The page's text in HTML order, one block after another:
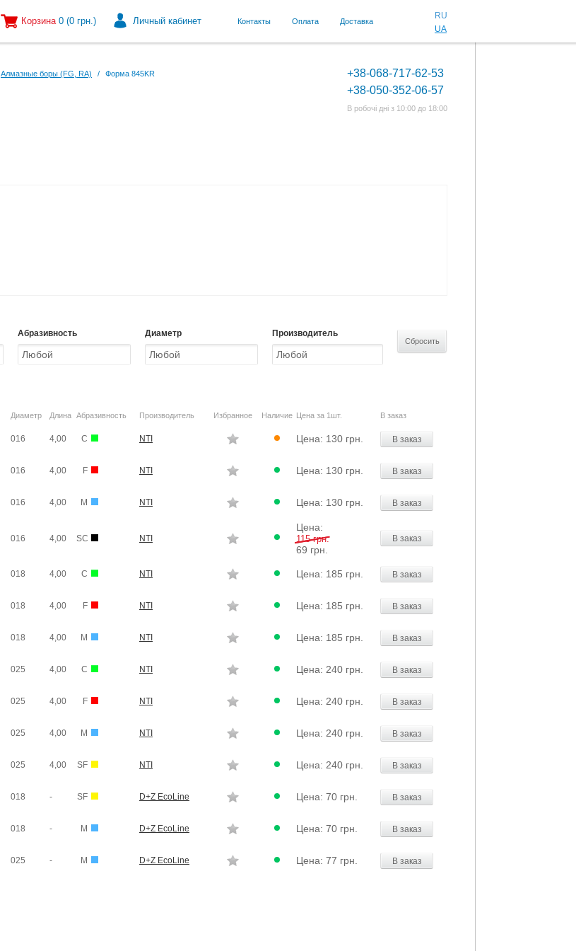
Корзина 0 (0 грн.) Личный кабинет Контакты Оплата Доставка
RU
UA
Алмазные боры (FG, RA) / Форма 845KR
+38-068-717-62-53
+38-050-352-06-57
В робочі дні з 10:00 до 18:00
Абразивность Диаметр Производитель
Диаметр Длина Абразивность Производитель Избранное Наличие Цена за 1шт. В заказ
016 4,00 C NTI Цена: 130 грн. В заказ
016 4,00 F NTI Цена: 130 грн. В заказ
016 4,00 M NTI Цена: 130 грн. В заказ
016 4,00 SC NTI
Цена:
115 грн.
69 грн.
В заказ
018 4,00 C NTI Цена: 185 грн. В заказ
018 4,00 F NTI Цена: 185 грн. В заказ
018 4,00 M NTI Цена: 185 грн. В заказ
025 4,00 C NTI Цена: 240 грн. В заказ
025 4,00 F NTI Цена: 240 грн. В заказ
025 4,00 M NTI Цена: 240 грн. В заказ
025 4,00 SF NTI Цена: 240 грн. В заказ
018 - SF D+Z EcoLine Цена: 70 грн. В заказ
018 - M D+Z EcoLine Цена: 70 грн. В заказ
025 - M D+Z EcoLine Цена: 77 грн. В заказ